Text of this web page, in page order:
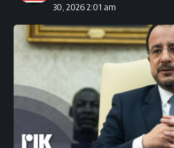
30, 2026 2:01 am